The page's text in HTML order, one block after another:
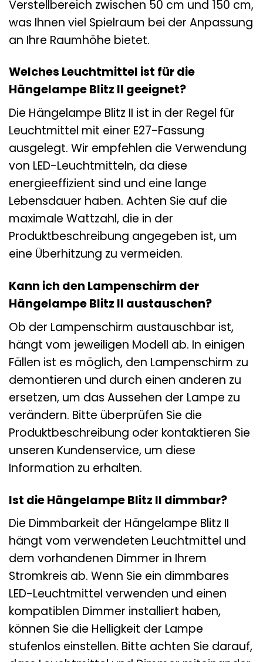
Verstellbereich zwischen 50 cm und 150 cm,
was Ihnen viel Spielraum bei der Anpassung
an Ihre Raumhöhe bietet.
Welches Leuchtmittel ist für die
Hängelampe Blitz II geeignet?
Die Hängelampe Blitz II ist in der Regel für
Leuchtmittel mit einer E27-Fassung
ausgelegt. Wir empfehlen die Verwendung
von LED-Leuchtmitteln, da diese
energieeffizient sind und eine lange
Lebensdauer haben. Achten Sie auf die
maximale Wattzahl, die in der
Produktbeschreibung angegeben ist, um
eine Überhitzung zu vermeiden.
Kann ich den Lampenschirm der
Hängelampe Blitz II austauschen?
Ob der Lampenschirm austauschbar ist,
hängt vom jeweiligen Modell ab. In einigen
Fällen ist es möglich, den Lampenschirm zu
demontieren und durch einen anderen zu
ersetzen, um das Aussehen der Lampe zu
verändern. Bitte überprüfen Sie die
Produktbeschreibung oder kontaktieren Sie
unseren Kundenservice, um diese
Information zu erhalten.
Ist die Hängelampe Blitz II dimmbar?
Die Dimmbarkeit der Hängelampe Blitz II
hängt vom verwendeten Leuchtmittel und
dem vorhandenen Dimmer in Ihrem
Stromkreis ab. Wenn Sie ein dimmbares
LED-Leuchtmittel verwenden und einen
kompatiblen Dimmer installiert haben,
können Sie die Helligkeit der Lampe
stufenlos einstellen. Bitte achten Sie darauf,